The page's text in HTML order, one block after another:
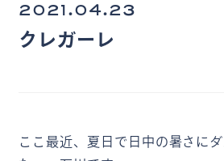
クレガーレ
2021.04.23
ここ最近、夏日で日中の暑さに